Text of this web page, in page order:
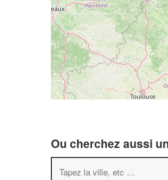
Ou cherchez aussi